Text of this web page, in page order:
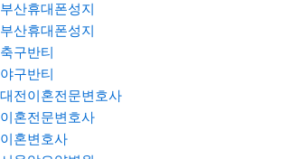
부산휴대폰성지
부산휴대폰성지
축구반티
야구반티
대전이혼전문변호사
이혼전문변호사
이혼변호사